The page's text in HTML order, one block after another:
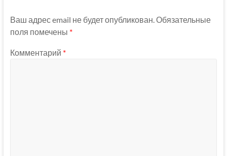
Ваш адрес email не будет опубликован. Обязательные
поля помечены *
Комментарий *